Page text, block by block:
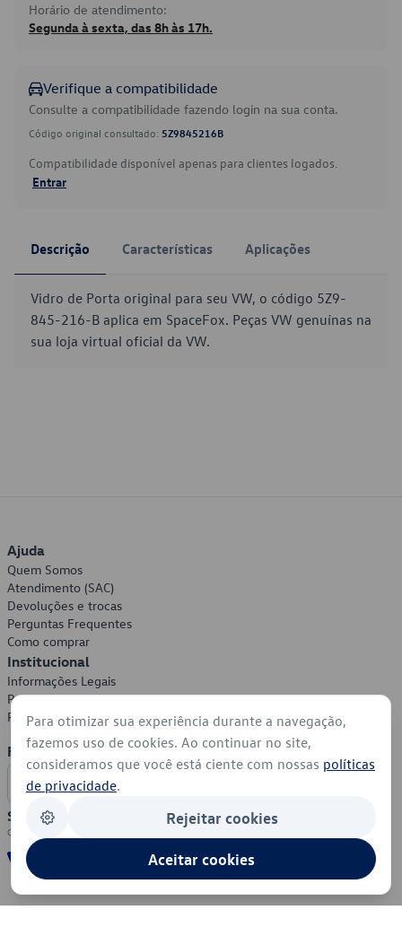
Horário de atendimento:
Segunda à sexta, das 8h às 17h.
Verifique a compatibilidade
Consulte a compatibilidade fazendo login na sua conta.
Código original consultado: 5Z9845216B
Compatibilidade disponível apenas para clientes logados.
Entrar
Descrição Características Aplicações
Vidro de Porta original para seu VW, o código 5Z9-
845-216-B aplica em SpaceFox. Peças VW genuínas na
sua loja virtual oficial da VW.
Ajuda
Quem Somos
Atendimento (SAC)
Devoluções e trocas
Perguntas Frequentes
Como comprar
Institucional
Informações Legais
Política de Privacidade
Política de Cookies
Formas de Pagamento
Segurança
Para otimizar sua experiência durante a navegação,
fazemos uso de cookies. Ao continuar no site,
consideramos que você está ciente com nossas políticas
de privacidade.
Rejeitar cookies
Aceitar cookies